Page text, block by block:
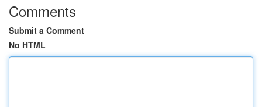
Comments
Submit a Comment
No HTML